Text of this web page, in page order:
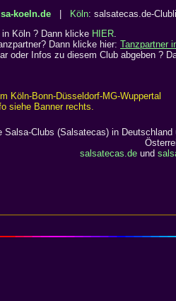
koeln.de Köln: salsatecas.de-
Köln ? Dann klicke HIER.
Dann klicke hier: Tanzpartner
oder Infos zu diesem Club abgeben ?
Köln-Bonn-Düsseldorf-MG-Wuppertal
siehe Banner rechts.
Salsa-Clubs (Salsatecas) in Deutschland
salsatecas.de und